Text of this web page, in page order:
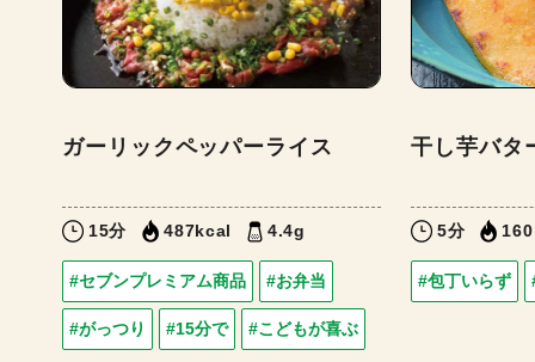
ガーリックペッパーライス
15分 487kcal 4.4g
#セブンプレミアム商品 #お弁当
#がっつり #15分で #こどもが喜ぶ
干し芋バタ
5分
#包丁いらず